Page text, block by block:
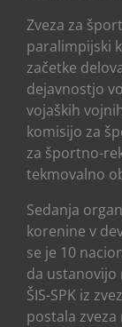
Zveza za
paralimpijski
začetke
dejavnostjo
vojaških
komisijo za
za športno-
tekmovalno
Sedanja
korenine v
se je 10
da ustanovijo
ŠIS-SPK iz
postala